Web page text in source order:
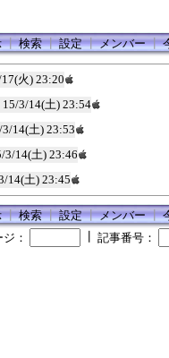
┃検索┃設定┃メンバー┃
火) 23:20
15/3/14(土) 23:54
3/14(土) 23:53
3/14(土) 23:46
14(土) 23:45
┃検索┃設定┃メンバー┃
：
記事番号：